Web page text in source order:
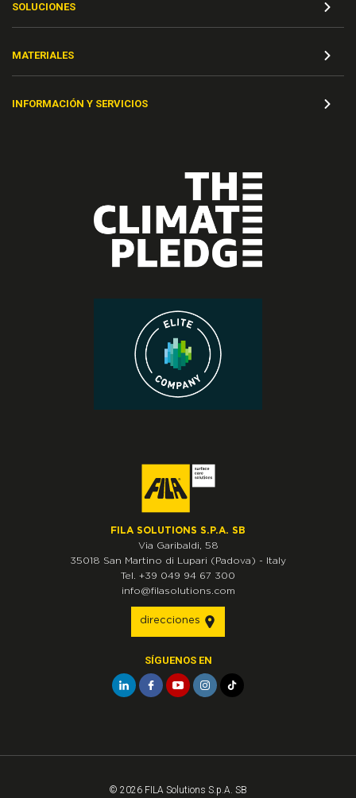
SOLUCIONES
MATERIALES
INFORMACIÓN Y SERVICIOS
FILA SOLUTIONS S.P.A. SB
Via Garibaldi, 58
35018 San Martino di Lupari (Padova) - Italy
Tel. +39 049 94 67 300
info@filasolutions.com
direcciones
SÍGUENOS EN
© 2026 FILA Solutions S.p.A. SB